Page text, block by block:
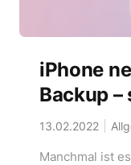
iPhone
Backup –
13.02.2022
Manchmal ist